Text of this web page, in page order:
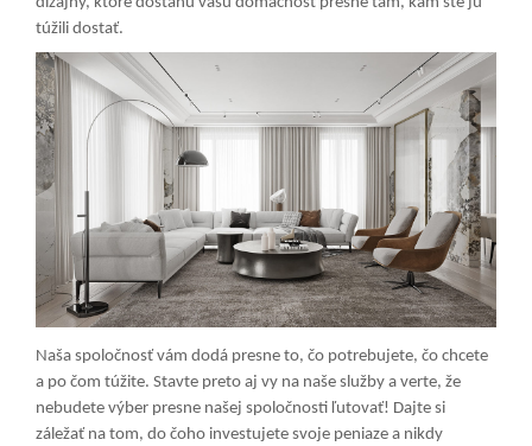
túžili dostať.
Naša spoločnosť vám dodá presne to, čo potrebujete, čo chcete
a po čom túžite. Stavte preto aj vy na naše služby a verte, že
nebudete výber presne našej spoločnosti ľutovať! Dajte si
záležať na tom, do čoho investujete svoje peniaze a nikdy